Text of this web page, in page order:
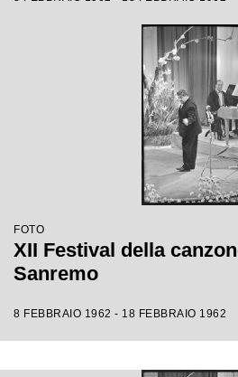
FOTO
XII Festival della
Sanremo
8 FEBBRAIO 1962 - 18 FEBBRAIO 1962